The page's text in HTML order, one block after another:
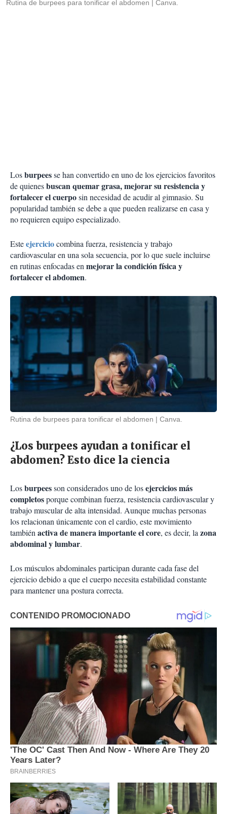
Rutina de burpees para tonificar el abdomen Canva.
Losburpeesse han convertido en uno de los ejercicios favoritos
de quienesbuscan quemar grasa, mejorar su resistencia y
fortalecer el cuerposin necesidad de acudir al gimnasio. Su
popularidad también se debe a que pueden realizarse en casa y
no requieren equipo especializado.
Esteejerciciocombina fuerza, resistencia y trabajo
cardiovascular en una sola secuencia, por lo que suele incluirse
en rutinas enfocadas enmejorar la condición física y
fortalecer el abdomen.
Rutina de burpees para tonificar el abdomen Canva.
¿Los burpees ayudan a tonificar el
abdomen? Esto dice la ciencia
Losburpeesson considerados uno de losejercicios más
completosporque combinan fuerza, resistencia cardiovascular y
trabajo muscular de alta intensidad. Aunque muchas personas
los relacionan únicamente con el cardio, este movimiento
tambiénactiva de manera importante el core, es decir, lazona
abdominal y lumbar.
Los músculos abdominales participan durante cada fase del
ejercicio debido a que el cuerpo necesita estabilidad constante
para mantener una postura correcta.